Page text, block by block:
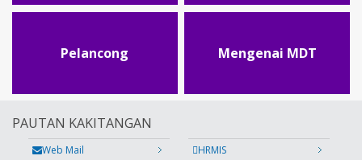
Pelancong Mengenai MDT
PAUTAN KAKITANGAN
Web Mail
HRMIS